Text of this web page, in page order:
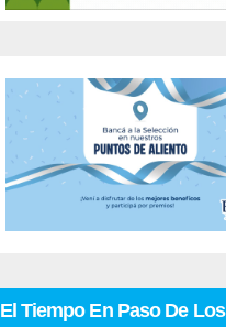
El Tiempo En Paso De Los